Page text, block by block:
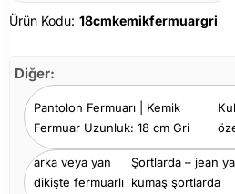
Ürün Kodu: 18cmkemikfermuargri
Diğer:
Pantolon Fermuarı | Kemik
Fermuar Uzunluk: 18 cm Gri
arka veya yan
dikişte fermuarlı
Şortlarda – jean
kumaş şortlarda